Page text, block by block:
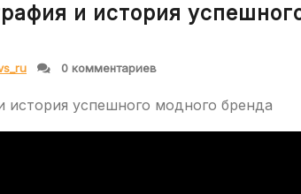
и история
0 комментариев